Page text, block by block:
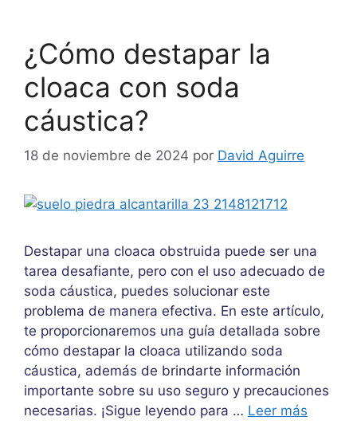
¿Cómo destapar la
cloaca con soda
cáustica?
18 de noviembre de 2024 por David Aguirre
Destapar una cloaca obstruida puede ser una
tarea desafiante, pero con el uso adecuado de
soda cáustica, puedes solucionar este
problema de manera efectiva. En este artículo,
te proporcionaremos una guía detallada sobre
cómo destapar la cloaca utilizando soda
cáustica, además de brindarte información
importante sobre su uso seguro y precauciones
necesarias. ¡Sigue leyendo para … Leer más